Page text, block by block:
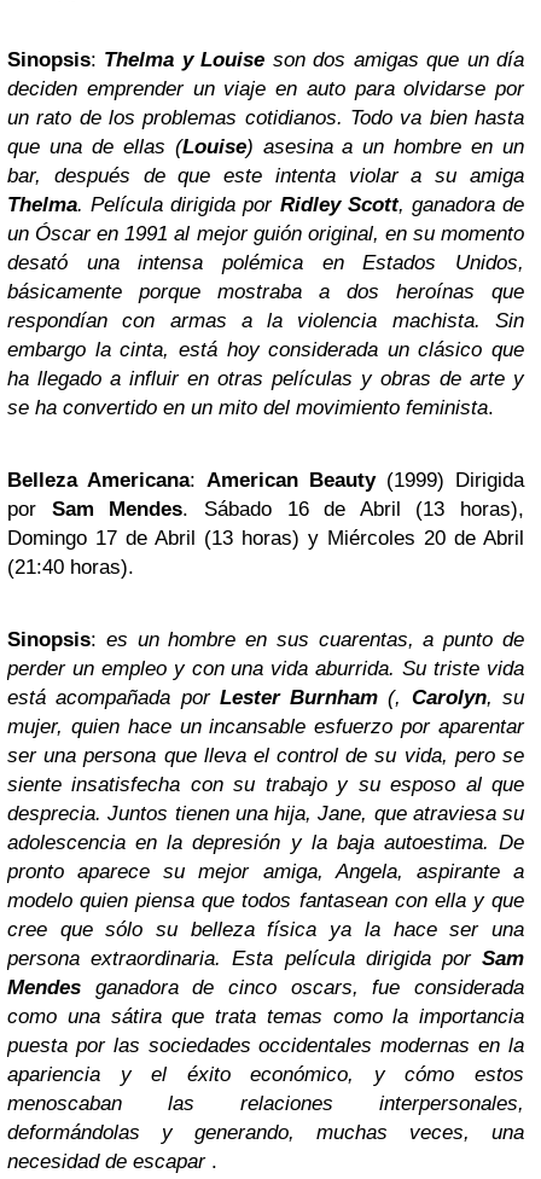
Sinopsis: Thelma y Louise son dos amigas que un día
deciden emprender un viaje en auto para olvidarse por
un rato de los problemas cotidianos. Todo va bien hasta
que una de ellas (Louise) asesina a un hombre en un
bar, después de que este intenta violar a su amiga
Thelma. Película dirigida por Ridley Scott, ganadora de
un Óscar en 1991 al mejor guión original, en su momento
desató una intensa polémica en Estados Unidos,
básicamente porque mostraba a dos heroínas que
respondían con armas a la violencia machista. Sin
embargo la cinta, está hoy considerada un clásico que
ha llegado a influir en otras películas y obras de arte y
se ha convertido en un mito del movimiento feminista.
Belleza Americana: American Beauty(1999) Dirigida
por Sam Mendes. Sábado 16 de Abril (13 horas),
Domingo 17 de Abril (13 horas) y Miércoles 20 de Abril
(21:40 horas).
Sinopsis: es un hombre en sus cuarentas, a punto de
perder un empleo y con una vida aburrida. Su triste vida
está acompañada por Lester Burnham (, Carolyn, su
mujer, quien hace un incansable esfuerzo por aparentar
ser una persona que lleva el control de su vida, pero se
siente insatisfecha con su trabajo y su esposo al que
desprecia. Juntos tienen una hija, Jane, que atraviesa su
adolescencia en la depresión y la baja autoestima. De
pronto aparece su mejor amiga, Angela, aspirante a
modelo quien piensa que todos fantasean con ella y que
cree que sólo su belleza física ya la hace ser una
persona extraordinaria. Esta película dirigida por Sam
Mendes ganadora de cinco oscars, fue considerada
como una sátira que trata temas como la importancia
puesta por las sociedades occidentales modernas en la
apariencia y el éxito económico, y cómo estos
menoscaban las relaciones interpersonales,
deformándolas y generando, muchas veces, una
necesidad de escapar .